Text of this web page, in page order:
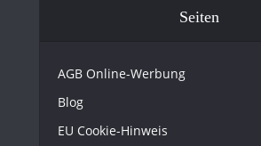
Seiten
AGB Online-Werbung
Blog
EU Cookie-Hinweis